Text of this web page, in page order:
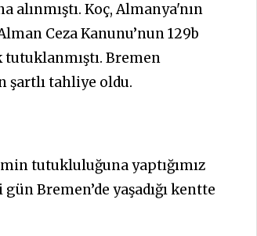
alınmıştı. Koç, Almanya'nın
Ceza Kanunu’nun 129b
Bremen
şartlı tahliye oldu.
tutukluluğuna yaptığımız
Bremen’de yaşadığı kentte